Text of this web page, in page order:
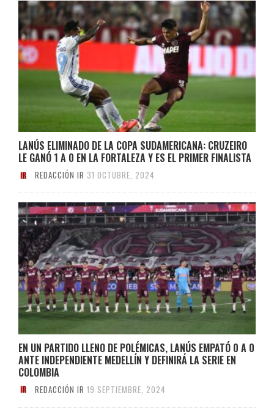
LANÚS ELIMINADO DE LA COPA SUDAMERICANA: CRUZEIRO
LE GANÓ 1 A 0 EN LA FORTALEZA Y ES EL PRIMER FINALISTA
REDACCIÓN IR 31 OCTUBRE, 2024
EN UN PARTIDO LLENO DE POLÉMICAS, LANÚS EMPATÓ 0 A 0
ANTE INDEPENDIENTE MEDELLÍN Y DEFINIRÁ LA SERIE EN
COLOMBIA
REDACCIÓN IR 19 SEPTIEMBRE, 2024